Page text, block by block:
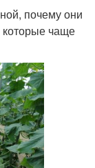
почему они
которые чаще